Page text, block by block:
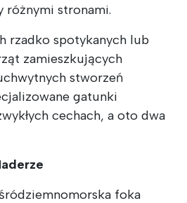
różnymi stronami.
rzadko spotykanych lub
zamieszkujących
stworzeń
gatunki
cechach, a oto dwa
foka